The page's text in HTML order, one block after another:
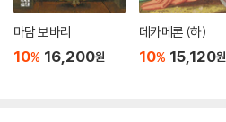
마담 보바리
10% 16,200원
데카메론 (하)
10% 15,120원